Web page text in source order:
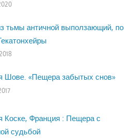
тьмы античной выползающий, по
Шове. «Пещера забытых снов»
Коске, Франция : Пещера с
судьбой